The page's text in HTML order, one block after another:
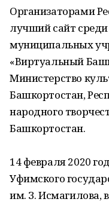
Организаторами
лучший сайт
муниципальных
«Виртуальный
Министерство
Башкортостан,
народного
Башкортостан.
14 февраля 2020
Уфимского
им. З. Исмагилова,